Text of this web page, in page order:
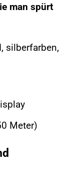
man spürt
silberfarben,
Meter)